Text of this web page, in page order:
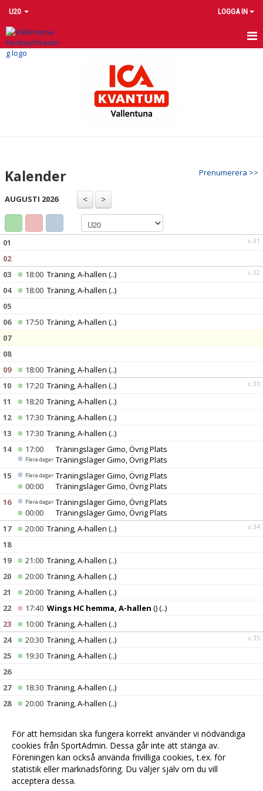
U20 LOGGA IN
HEM
DOKUMENT
Prenumerera >>
Kalender
AUGUSTI 2026
v.31
01
02
v.32
03 18:00 Träning, A-hallen (..)
04
18:00 Träning, A-hallen (..)
05
06
17:50 Träning, A-hallen (..)
07
08
09
18:00 Träning, A-hallen (..)
v.33
10 17:20 Träning, A-hallen (..)
11
18:20 Träning, A-hallen (..)
12
17:30 Träning, A-hallen (..)
13
17:30 Träning, A-hallen (..)
14
17:00 Träningsläger Gimo, Övrig Plats
Flera dagar Träningsläger Gimo, Övrig Plats
15
Flera dagar Träningsläger Gimo, Övrig Plats
00:00
Träningsläger Gimo, Övrig Plats
16
Flera dagar Träningsläger Gimo, Övrig Plats
00:00
Träningsläger Gimo, Övrig Plats
v.34
17 20:00 Träning, A-hallen (..)
18
19
21:00 Träning, A-hallen (..)
20
20:00 Träning, A-hallen (..)
21
20:00 Träning, A-hallen (..)
22
17:40 Wings HC hemma, A-hallen ()(..)
23
10:00 Träning, A-hallen (..)
v.35
24 20:30 Träning, A-hallen (..)
25
19:30 Träning, A-hallen (..)
26
27
18:30 Träning, A-hallen (..)
28
20:00 Träning, A-hallen (..)
10:00Träning, A-hallen (..)
För att hemsidan ska fungera korrekt använder vi nödvändiga
cookies från SportAdmin. Dessa går inte att stänga av.
Föreningen kan också använda frivilliga cookies, t.ex. för
statistik eller marknadsföring. Du väljer själv om du vill
acceptera dessa.